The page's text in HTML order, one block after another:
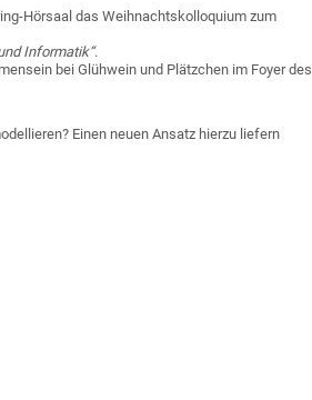
Hörsaal das Weihnachtskolloquium zum
Informatik“.
bei Glühwein und Plätzchen im Foyer des
Einen neuen Ansatz hierzu liefern